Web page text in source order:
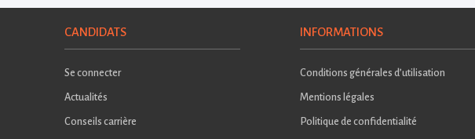
CANDIDATS
Se connecter
Actualités
Conseils carrière
INFORMATIONS
Conditions générales d’utilisation
Mentions légales
Politique de confidentialité